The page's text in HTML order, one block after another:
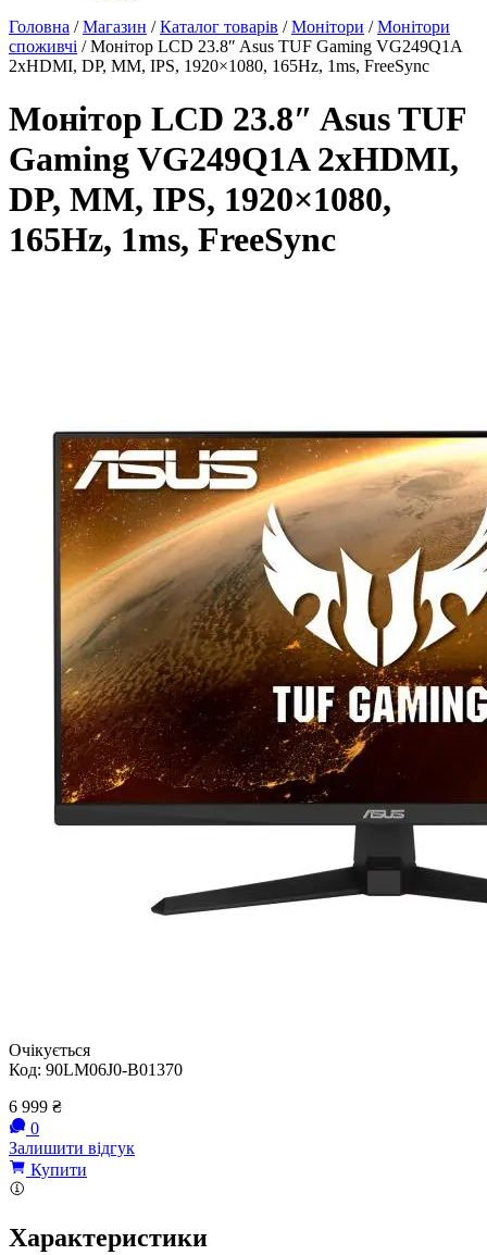
Головна /Магазин /Каталог товарів /Монітори /Монітори
споживчі / Монітор LCD 23.8″ Asus TUF Gaming VG249Q1A
2xHDMI, DP, MM, IPS, 1920×1080, 165Hz, 1ms, FreeSync
Монітор LCD 23.8″ Asus TUF
Gaming VG249Q1A 2xHDMI,
DP, MM, IPS, 1920×1080,
165Hz, 1ms, FreeSync
Очікується
Код: 90LM06J0-B01370
6 999 ₴
0
Залишити відгук
Купити
Характеристики